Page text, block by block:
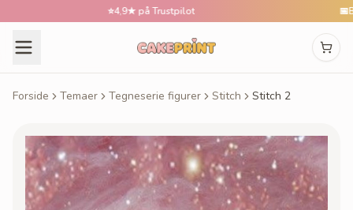
4,9★ på Trustpilot
Forside Temaer Tegneserie figurer Stitch Stitch 2